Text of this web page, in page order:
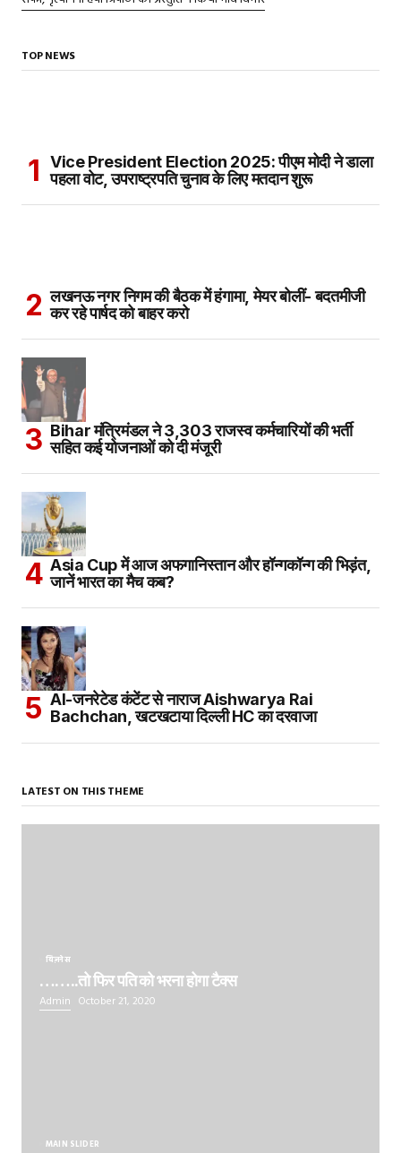
TOP NEWS
Vice President Election 2025: पीएम मोदी ने डाला
पहला वोट, उपराष्ट्रपति चुनाव के लिए मतदान शुरू
लखनऊ नगर निगम की बैठक में हंगामा, मेयर बोलीं- बदतमीजी
कर रहे पार्षद को बाहर करो
Bihar मंत्रिमंडल ने 3,303 राजस्व कर्मचारियों की भर्ती
सहित कई योजनाओं को दी मंजूरी
Asia Cup में आज अफगानिस्तान और हॉन्गकॉन्ग की भिड़ंत,
जानें भारत का मैच कब?
AI-जनरेटेड कंटेंट से नाराज Aishwarya Rai
Bachchan, खटखटाया दिल्ली HC का दरवाजा
LATEST ON THIS THEME
बिज़नेस
……..तो फिर पति को भरना होगा टैक्स
Admin October 21, 2020
MAIN SLIDER